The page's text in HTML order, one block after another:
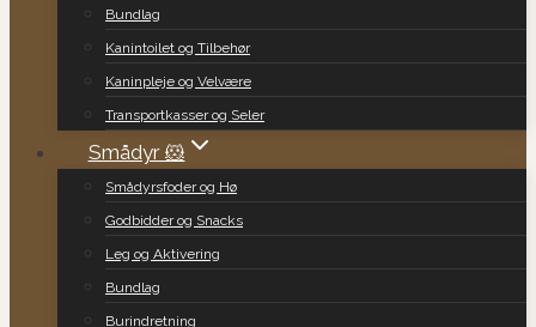
Bundlag
Kanintoilet og Tilbehør
Kaninpleje og Velvære
Transportkasser og Seler
Smådyr 🐹
Smådyrsfoder og Hø
Godbidder og Snacks
Leg og Aktivering
Bundlag
Burindretning